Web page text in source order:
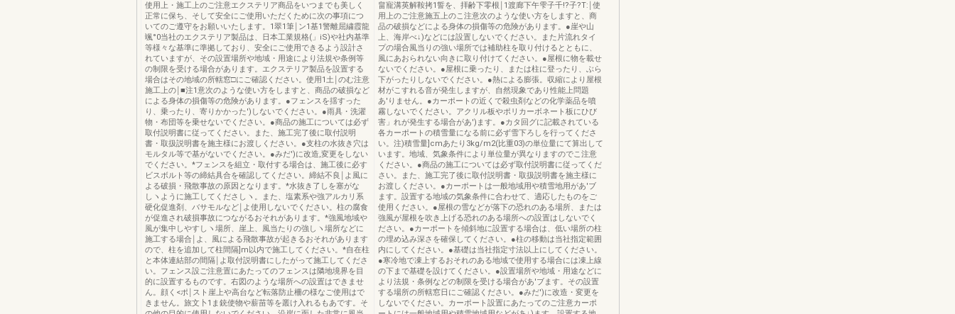
使用上・施工上のご注意エクステリア商品をいつまでも美しく
正常に保ち、そして安全にご使用いただくために次の事項につ
いてのご遵守をお願いいたします。1翠1筆￨ン1基1警離屈繍霞龍
颯°0当社のエクステリア製品は、日本工業規格(」iS)や社内基準
等様々な基準に準拠しており、安全にご使用できるよう設計さ
れていますが、その設置場所や地域・用途により法規や条例等
の制限を受ける場合があります。エクステリア製品を設置する
場合はその地域の所轄窓□にご確認ください。使用1土￨のむ注意
施工上の￨■注1意次のような使い方をしますと、商品の破損など
による身体の損傷等の危険があります。●フェンスを揺すった
り、乗ったり、寄りかかった')しないでください。●雨具・洗濯
物・布団等を乗せないでください。●商品の施工については必ず
取付説明書に従ってください。また、施工完了後に取付説明
書・取扱説明書を施主様にお渡しください。●支柱の水抜き穴は
モルタル等で基がないでください。●みだ')に改造,変更をしない
でください。*フェンスを組立・取付する場合は、施工後に必す
ビスボルト等の締結具合を確認してください。締結不良￨よ風に
よる破損・飛散事故の原因となります。*水抜き了しを塞がな
しヽように施工してくださしヽ。また、塩素系や強アルカリ系
硬化促進剤、バサモルなど￨よ使用しないでください。柱の腐食
が促進され破損事故につながるおそれがあります。*強風地域や
風が集中しやすしヽ場所、崖上、風当たりの強しヽ場所などに
施工する場合￨よ、風による飛散事故が起きるおそれがあります
ので、柱を追加して柱間隔]m以内で施工してください。*自在柱
と本体連結部の間隔￨よ取付説明書にしたがって施工してくださ
い。フェンス設ご注意置にあたってのフェンスは隣地境界を目
的に設置するものです。右図のような場所への設置はできませ
ん。顔く<ポ￨スト崖上や高台など転落防止柵の様なご使用はで
きません。旅文卜1ま銃使物や薪苗等を叢け入れるもあです。そ
畠寵溝英解鞍拷1誓を、拝齢下零根￨1渡廊下午雫子千!?子?T:￨使
用上のご注意施五上のこ注意次のような使い方をしますと、商
品の破損などによる身体の損傷等の危険があります。●崖や山
上、海岸べ↓)などには設置しないでください。また片流れタイ
プの場合風当りの強い場所では補助柱を取り付けるとともに、
風にあおられない向きに取り付けてください。●屋根に物を載せ
ないでください。●屋根に乗ったり、または柱に登ったり、ぶら
下がったりしないでください。●熱による膨張。収縮により屋根
材がこすれる音が発生しますが、自然現象であり性能上問題
あ'りません。●カーポートの近くで殺虫剤などの化学薬品を噴
霧しないでください。アクリル板やポリカーボネート板にひび
害」れが発生する場合があ')ます。●カタ回グに記載されている
各カーポートの積雪量になる前に必ず雪下ろしを行ってくださ
い。注)積雪量]cmあたり3kg/m2(比重03)の単位量にて算出して
います。地域、気象条件により単位量が異なりますのでこ注意
ください。●商品の施工については必ず取付説明書に従ってくだ
さい。また、施工完了後に取付説明書・取扱説明書を施主様に
お渡しください。●カーポートは一般地域用や積雪地用があ'ブ
ます。設置する地域の気象条件に合わせて、適応したものをご
使用ください。●屋根の雪などが落下の恐れのある場所、または
強風が屋根を吹き上げる恐れのある場所への設置はしないでく
ださい。●カーポートを傾斜地に設置する場合は、低い場所の柱
の埋め込み深さを確保してください。●柱の移動は当社指定範囲
内にしてください。●基礎は当社指定寸法以上にしてください。
●寒冷地で凍上するおそれのある地域で使用する場合には凍上線
の下まで基礎を設けてください。●設置場所や地域・用途などに
より法規・条例などの制限を受ける場合があ'ブます。その設置
する場所の所轄窓日にご確認ください。●みだ')に改造・変更を
しないでください。カーポート設置にあたってのご注意カーポ